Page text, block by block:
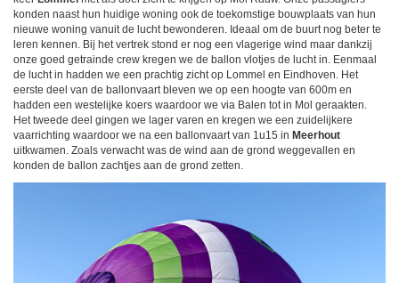
konden naast hun huidige woning ook de toekomstige bouwplaats van hun
nieuwe woning vanuit de lucht bewonderen. Ideaal om de buurt nog beter te
leren kennen. Bij het vertrek stond er nog een vlagerige wind maar dankzij
onze goed getrainde crew kregen we de ballon vlotjes de lucht in. Eenmaal
de lucht in hadden we een prachtig zicht op Lommel en Eindhoven. Het
eerste deel van de ballonvaart bleven we op een hoogte van 600m en
hadden een westelijke koers waardoor we via Balen tot in Mol geraakten.
Het tweede deel gingen we lager varen en kregen we een zuidelijkere
vaarrichting waardoor we na een ballonvaart van 1u15 in Meerhout
uitkwamen. Zoals verwacht was de wind aan de grond weggevallen en
konden de ballon zachtjes aan de grond zetten.